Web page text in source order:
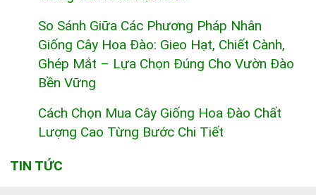
So Sánh Giữa Các Phương Pháp Nhân
Giống Cây Hoa Đào: Gieo Hạt, Chiết Cành,
Ghép Mắt – Lựa Chọn Đúng Cho Vườn Đào
Bền Vững
Cách Chọn Mua Cây Giống Hoa Đào Chất
Lượng Cao Từng Bước Chi Tiết
TIN TỨC